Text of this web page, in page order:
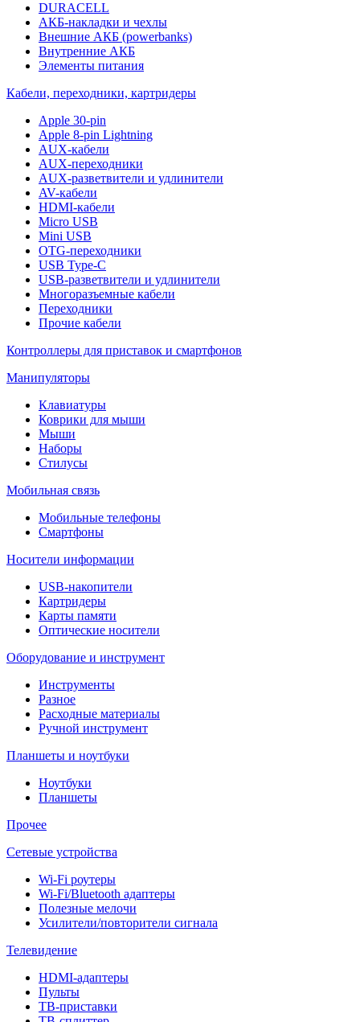
DURACELL
АКБ-накладки и чехлы
Внешние АКБ (powerbanks)
Внутренние АКБ
Элементы питания
Кабели, переходники, картридеры
Apple 30-pin
Apple 8-pin Lightning
AUX-кабели
AUX-переходники
AUX-разветвители и удлинители
AV-кабели
HDMI-кабели
Micro USB
Mini USB
OTG-переходники
USB Type-C
USB-разветвители и удлинители
Многоразъемные кабели
Переходники
Прочие кабели
Контроллеры для приставок и смартфонов
Манипуляторы
Клавиатуры
Коврики для мыши
Мыши
Наборы
Стилусы
Мобильная связь
Мобильные телефоны
Смартфоны
Носители информации
USB-накопители
Картридеры
Карты памяти
Оптические носители
Оборудование и инструмент
Инструменты
Разное
Расходные материалы
Ручной инструмент
Планшеты и ноутбуки
Ноутбуки
Планшеты
Прочее
Сетевые устройства
Wi-Fi роутеры
Wi-Fi/Bluetooth адаптеры
Полезные мелочи
Усилители/повторители сигнала
Телевидение
HDMI-адаптеры
Пульты
ТВ-приставки